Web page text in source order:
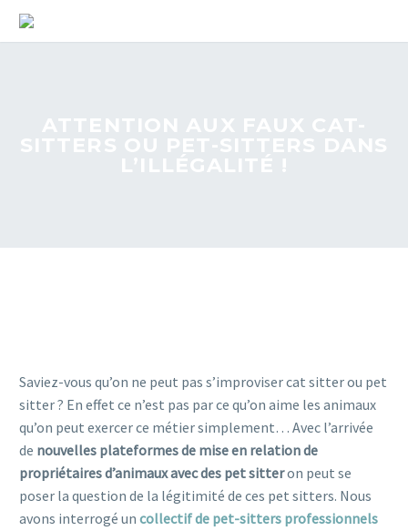
Saviez-vous qu’on ne peut pas s’improviser cat sitter ou pet
sitter ? En effet ce n’est pas par ce qu’on aime les animaux
qu’on peut exercer ce métier simplement… Avec l’arrivée
de nouvelles plateformes de mise en relation de
propriétaires d’animaux avec des pet sitteron peut se
poser la question de la légitimité de ces pet sitters. Nous
avons interrogé un collectif de pet-sitters professionnels